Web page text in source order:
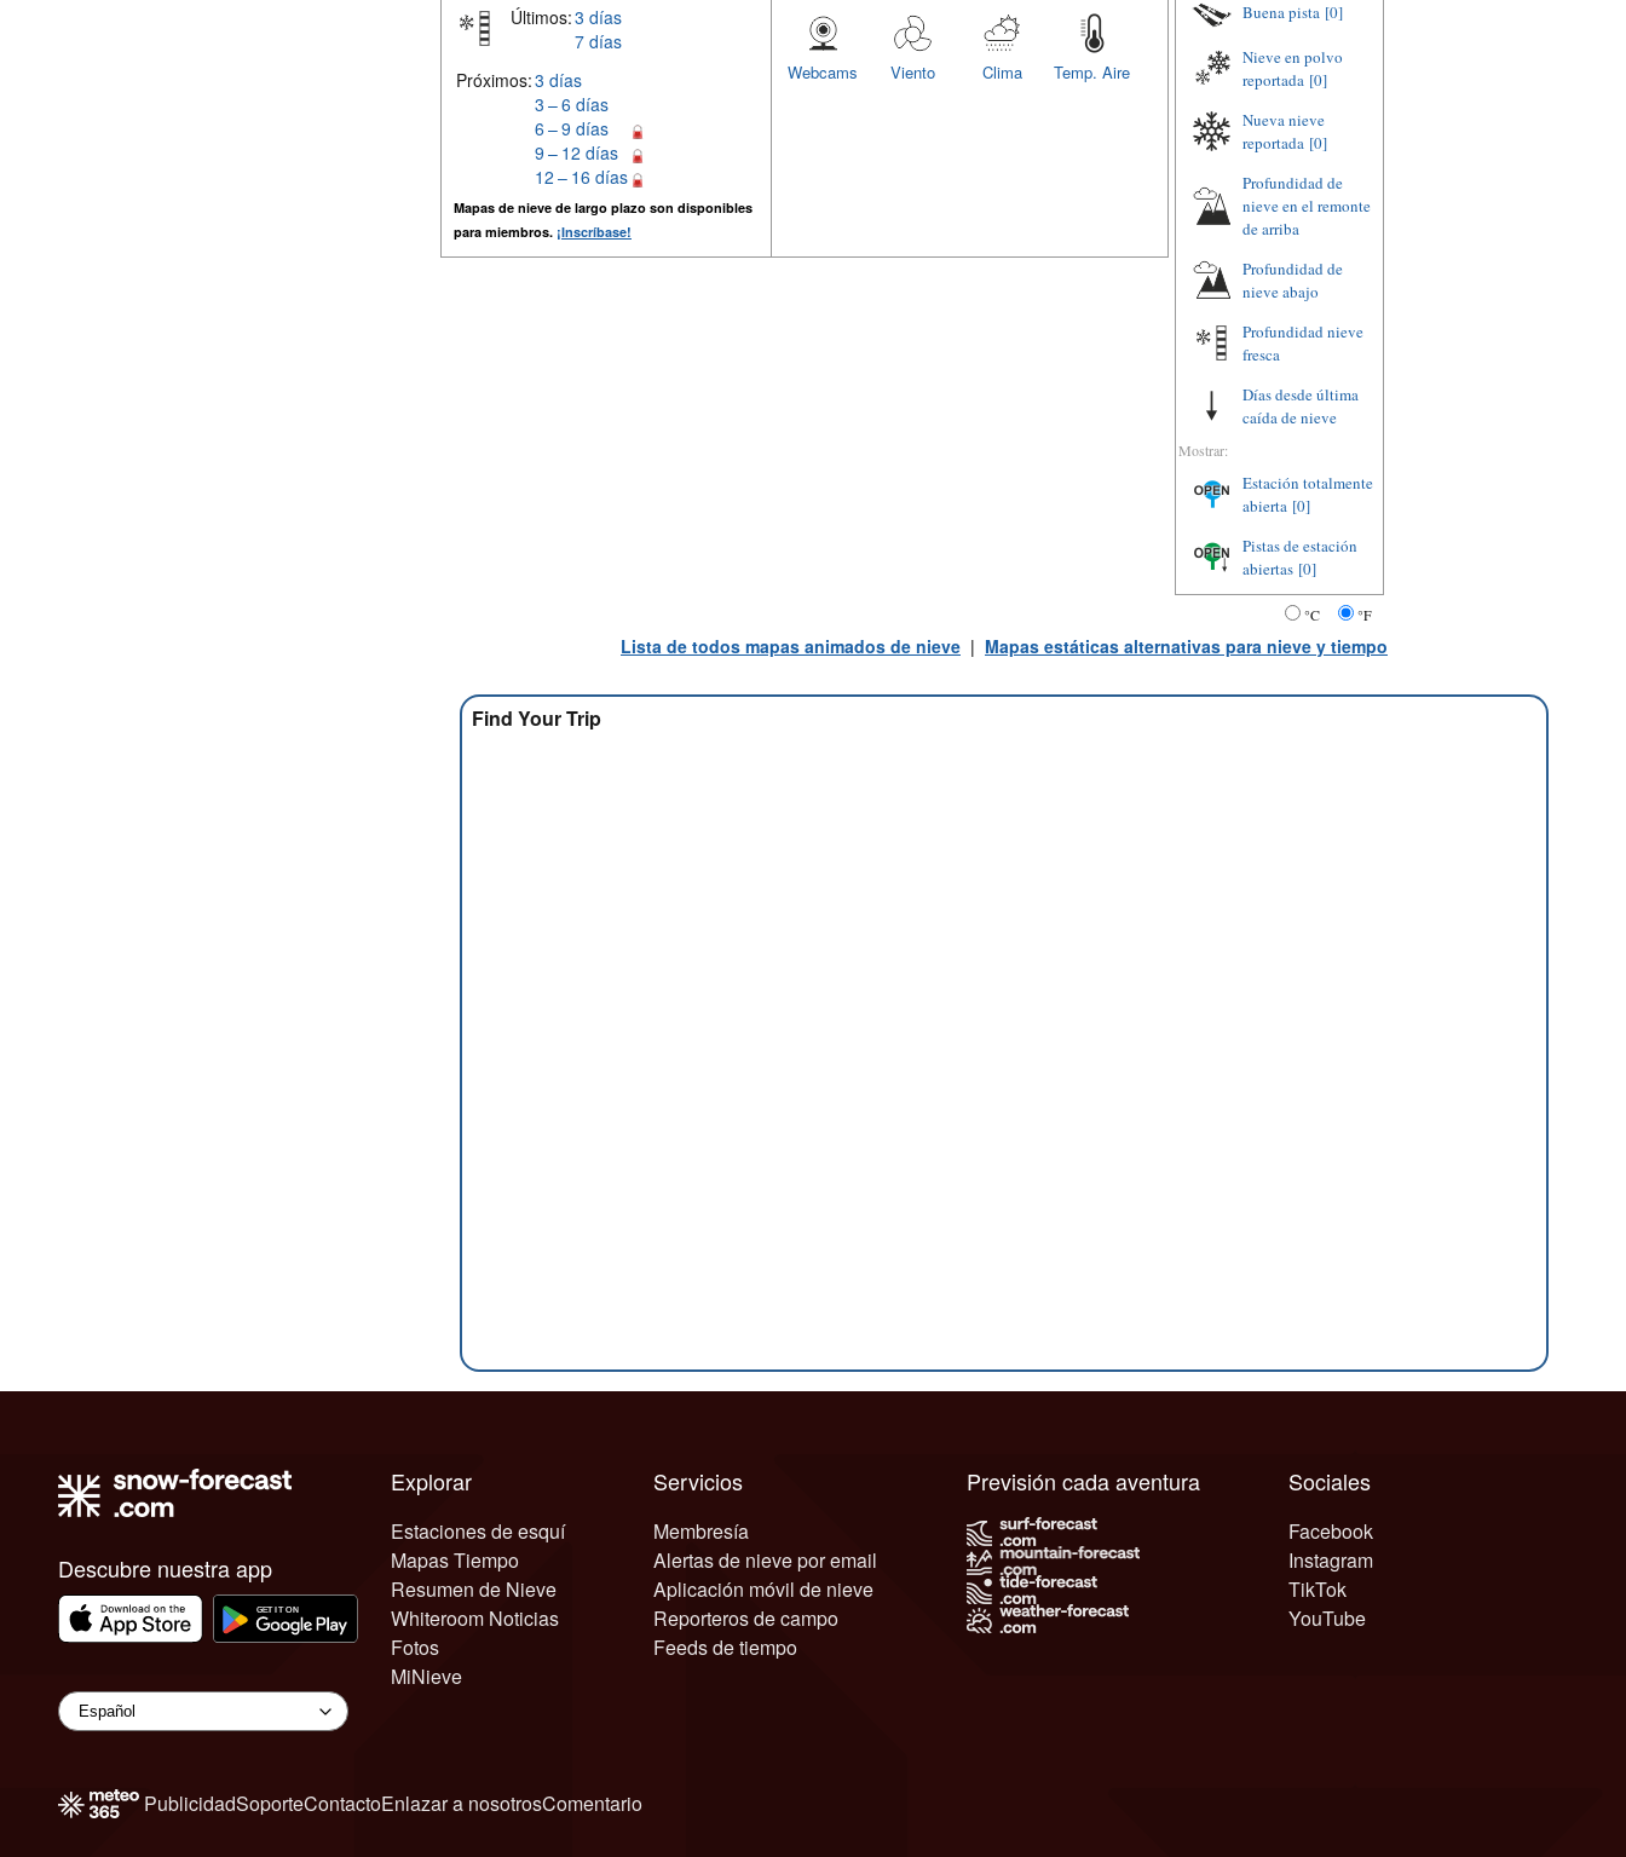
Últimos:3 días
7 días
Próximos:3 días
3 – 6 días
6 – 9 días
9 – 12 días
12 – 16 días
Mapas de nieve de largo plazo son disponibles
para miembros. ¡Inscríbase!
Temp. Aire
Clima
Viento
Webcams
Buena pista [0]
Nieve en polvo
reportada [0]
Nueva nieve
reportada [0]
Profundidad de
nieve en el remonte
de arriba
Profundidad de
nieve abajo
Profundidad nieve
fresca
Días desde última
caída de nieve
Mostrar:
Estación totalmente
abierta [0]
Pistas de estación
abiertas [0]
°C °F
Lista de todos mapas animados de nieve | Mapas estáticas alternativas para nieve y tiempo
Find Your Trip
Descubre nuestra app
Explorar
Estaciones de esquí
Mapas Tiempo
Resumen de Nieve
Whiteroom Noticias
Fotos
MiNieve
Servicios
Membresía
Alertas de nieve por email
Aplicación móvil de nieve
Reporteros de campo
Feeds de tiempo
Sociales
Facebook
Instagram
TikTok
YouTube
Previsión cada aventura
PublicidadSoporteContactoEnlazar a nosotrosComentario